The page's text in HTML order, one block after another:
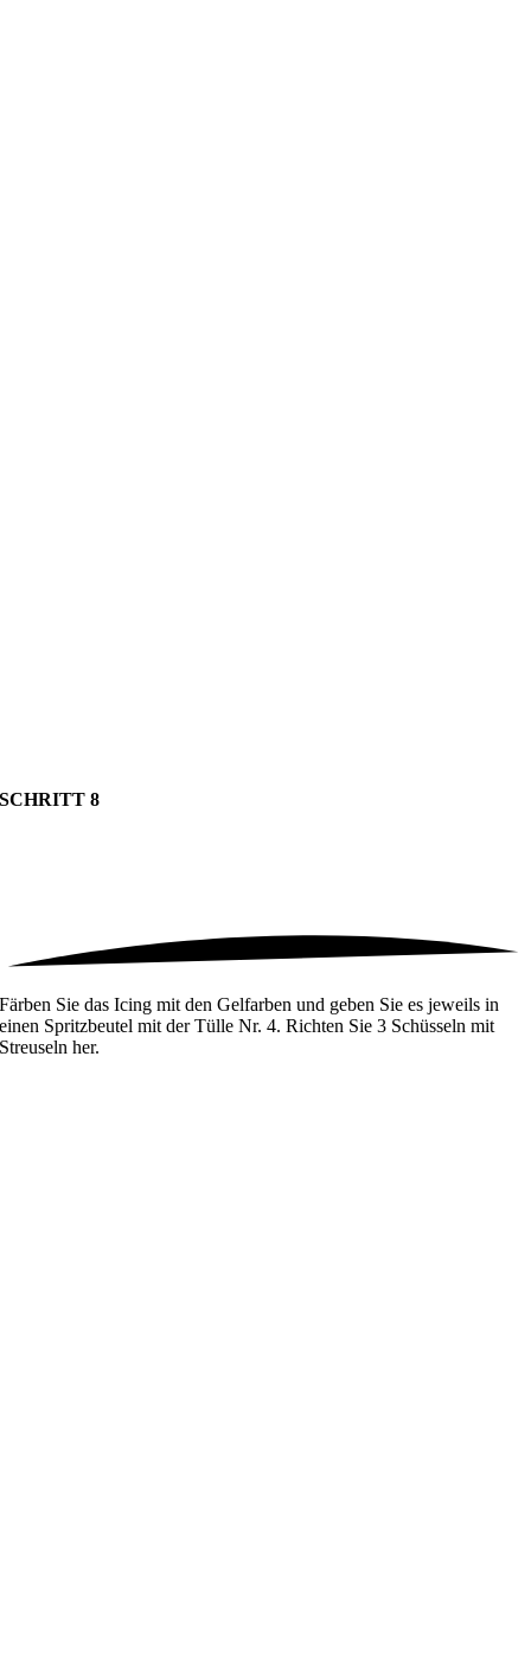
SCHRITT 8
Färben Sie das Icing mit den Gelfarben und geben Sie es jeweils in
einen Spritzbeutel mit der Tülle Nr. 4. Richten Sie 3 Schüsseln mit
Streuseln her.